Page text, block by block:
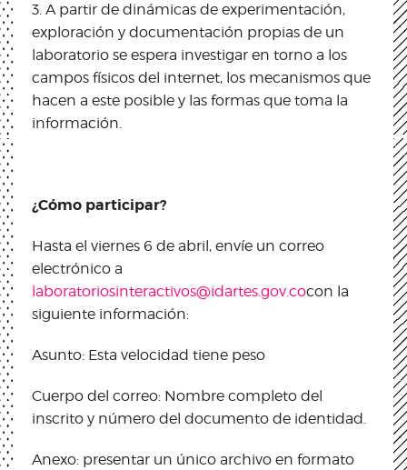
3. A partir de dinámicas de experimentación,
exploración y documentación propias de un
laboratorio se espera investigar en torno a los
campos físicos del internet, los mecanismos que
hacen a este posible y las formas que toma la
información.
¿Cómo participar?
Hasta el viernes 6 de abril, envíe un correo
electrónico a
laboratoriosinteractivos@idartes.gov.cocon la
siguiente información:
Asunto: Esta velocidad tiene peso
Cuerpo del correo: Nombre completo del
inscrito y número del documento de identidad.
Anexo: presentar un único archivo en formato